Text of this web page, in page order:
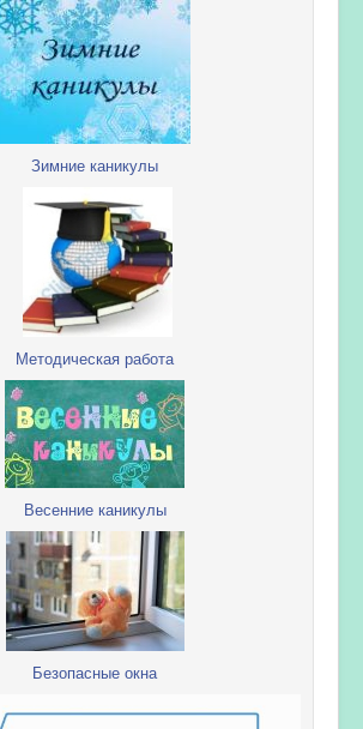
Зимние каникулы
Методическая работа
Весенние каникулы
Безопасные окна